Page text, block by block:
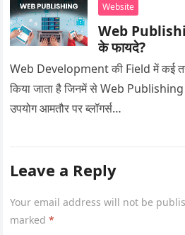
Website
Web
के फायदे?
Web Development की Field में कई
किया जाता है जिनमें से Web
उपयोग आमतौर पर ब्लॉगर्स…
Leave a Reply
Your email address will not be
marked*